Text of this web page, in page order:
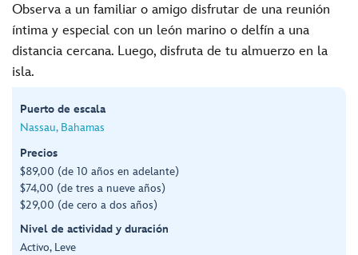
Observa a un familiar o amigo disfrutar de una reunión
íntima y especial con un león marino o delfín a una
distancia cercana. Luego, disfruta de tu almuerzo en la
isla.
Puerto de escala
Nassau, Bahamas
Precios
$89,00 (de 10 años en adelante)
$74,00 (de tres a nueve años)
$29,00 (de cero a dos años)
Nivel de actividad y duración
Activo, Leve